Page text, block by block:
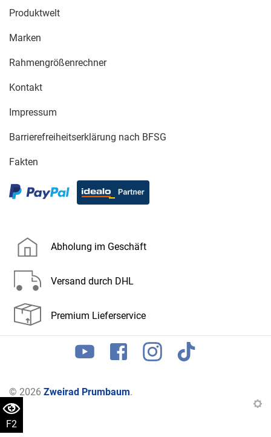
F2
Produktwelt
Marken
Rahmengrößenrechner
Kontakt
Impressum
Barrierefreiheitserklärung nach BFSG
Fakten
Abholung im Geschäft
Versand durch DHL
Premium Lieferservice
© 2026 Zweirad Prumbaum.